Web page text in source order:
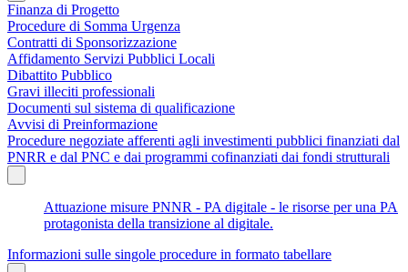
Finanza di Progetto
Procedure di Somma Urgenza
Contratti di Sponsorizzazione
Affidamento Servizi Pubblici Locali
Dibattito Pubblico
Gravi illeciti professionali
Documenti sul sistema di qualificazione
Avvisi di Preinformazione
Procedure negoziate afferenti agli investimenti pubblici finanziati dal
PNRR e dal PNC e dai programmi cofinanziati dai fondi strutturali
Attuazione misure PNNR - PA digitale - le risorse per una PA
protagonista della transizione al digitale.
Informazioni sulle singole procedure in formato tabellare